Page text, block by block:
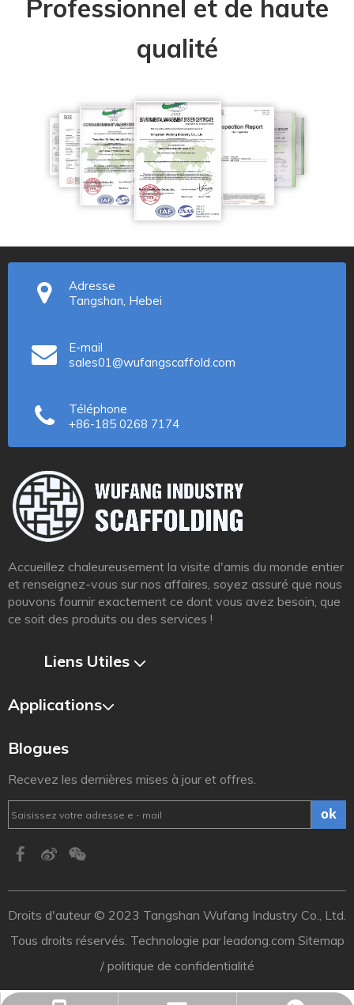
Professionnel et de haute
qualité
Adresse
Tangshan, Hebei
E-mail
sales01@wufangscaffold.com
Téléphone
+86-185 0268 7174
Accueillez chaleureusement la visite d'amis du monde entier
et renseignez-vous sur nos affaires, soyez assuré que nous
pouvons fournir exactement ce dont vous avez besoin, que
ce soit des produits ou des services !
Liens Utiles​​​​​​​
Applications
Blogues
Recevez les dernières mises à jour et offres.
ok
Droits d'auteur ©️ 2023 Tangshan Wufang Industry Co., Ltd.
Tous droits réservés. Technologie parleadong.com Sitemap
/ politique de confidentialité